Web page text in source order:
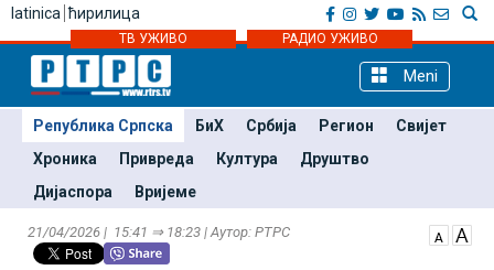
latinica ћирилица
ТВ УЖИВО РАДИО УЖИВО
Meni
Република Српска БиХ Србија Регион
Свијет
Хроника
Привреда Култура
Друштво
Дијаспора
Вријеме
21/04/2026 | 15:41 ⇒ 18:23 | Аутор: РТРС